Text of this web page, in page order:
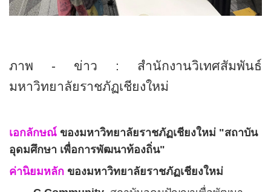
ภาพ - ข่าว : สำนักงานวิเทศสัมพันธ์
มหาวิทยาลัยราชภัฏเชียงใหม่
เอกลักษณ์ ของมหาวิทยาลัยราชภัฏเชียงใหม่ "สถาบัน
อุดมศึกษา เพื่อการพัฒนาท้องถิ่น"
ค่านิยมหลัก ของมหาวิทยาลัยราชภัฏเชียงใหม่